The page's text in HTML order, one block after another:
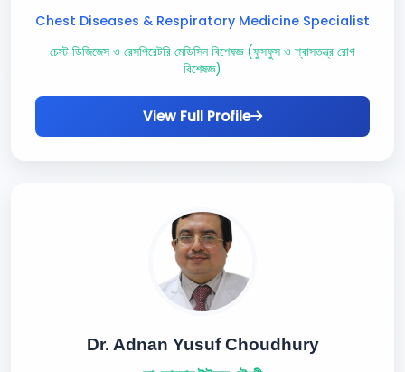
Chest Diseases & Respiratory Medicine Specialist
চেস্ট ডিজিজেস ও রেসপিরেটরি মেডিসিন বিশেষজ্ঞ (ফুসফুস ও শ্বাসতন্ত্র রোগ
বিশেষজ্ঞ)
View Full Profile
Dr. Adnan Yusuf Choudhury